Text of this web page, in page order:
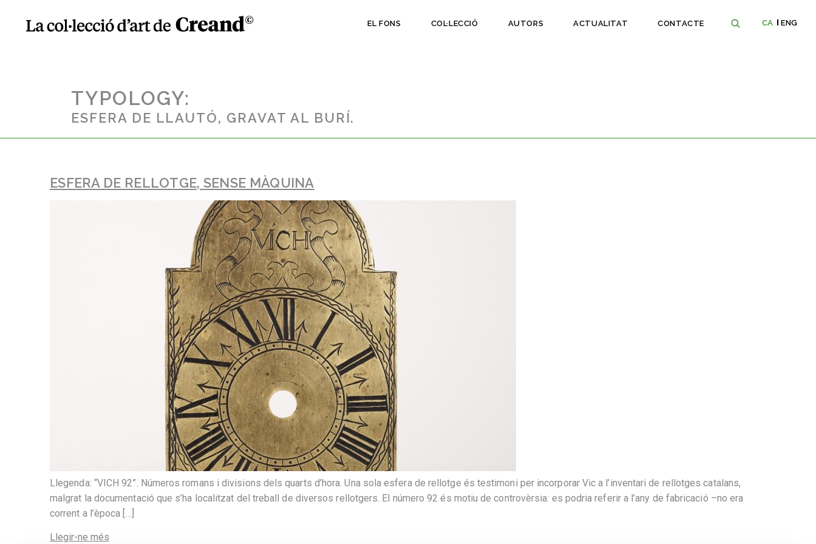
EL FONS COL·LECCIÓ AUTORS ACTUALITAT CONTACTE CA ENG
TYPOLOGY:
ESFERA DE LLAUTÓ, GRAVAT AL BURÍ.
ESFERA DE RELLOTGE, SENSE MÀQUINA
Llegenda: “VICH 92”. Números romans i divisions dels quarts d’hora. Una sola esfera de rellotge és testimoni per incorporar Vic a l’inventari de rellotges catalans,
malgrat la documentació que s’ha localitzat del treball de diversos rellotgers. El número 92 és motiu de controvèrsia: es podria referir a l’any de fabricació –no era
corrent a l’època […]
Llegir-ne més